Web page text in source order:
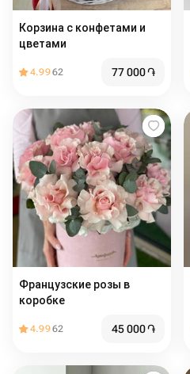
Корзина с конфетами и
цветами
4.9962 77 000֏
Французские розы в
коробке
4.9962 45 000֏